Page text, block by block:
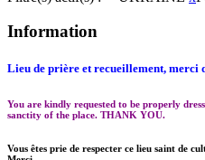
Information
Lieu de prière et recueillement, merci
You are kindly requested to be properly
sanctity of the place. THANK YOU.
Vous êtes prie de respecter ce lieu saint de